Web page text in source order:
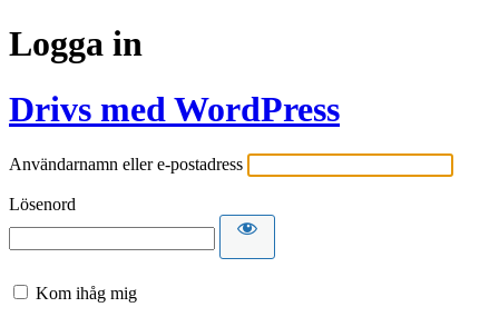
Logga in
Drivs med WordPress
Användarnamn eller e-postadress
Lösenord
Kom ihåg mig